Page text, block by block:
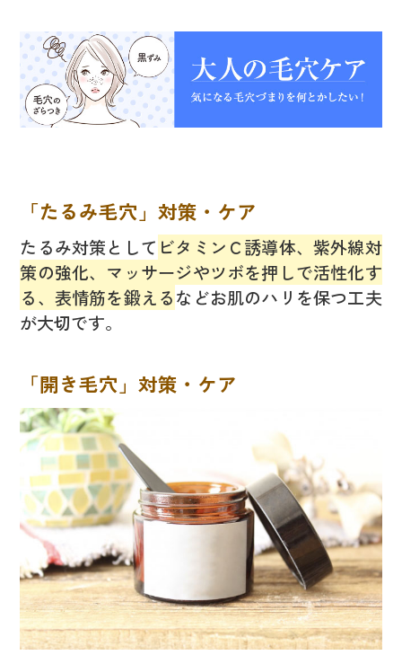
「たるみ毛穴」対策・ケア
たるみ対策として ビタミンＣ誘導体、紫外線対
策の強化、マッサージやツボを押しで活性化す
る、表情筋を鍛えるなどお肌のハリを保つ工夫
が大切です。
「開き毛穴」対策・ケア